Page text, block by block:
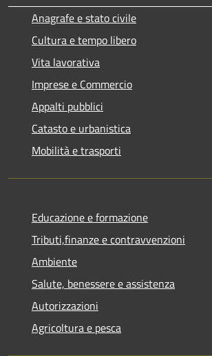
Anagrafe e stato civile
Cultura e tempo libero
Vita lavorativa
Imprese e Commercio
Appalti pubblici
Catasto e urbanistica
Mobilità e trasporti
Educazione e formazione
Tributi,finanze e contravvenzioni
Ambiente
Salute, benessere e assistenza
Autorizzazioni
Agricoltura e pesca